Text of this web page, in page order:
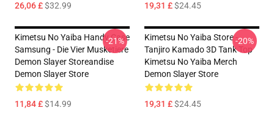
26,06 £$32.99 19,31 £$24.45
Kimetsu No Yaiba Handy Case
Samsung - Die Vier Musketiere
Demon Slayer Storeandise
Demon Slayer Store
11,84 £$14.99
-21%
Kimetsu No Yaiba Store -
Tanjiro Kamado 3D Tank Top
Kimetsu No Yaiba Merch
Demon Slayer Store
19,31 £$24.45
-20%